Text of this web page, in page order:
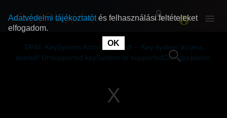
RÓLUNK
RÓLUNK
DRM: KeySystem Access Denied! -- Key system access
denied! Unsupported keySystem or supportedConfigurations.
Adatvédelmi tájékoztatótés felhasználási feltételeket
elfogadom.
OK